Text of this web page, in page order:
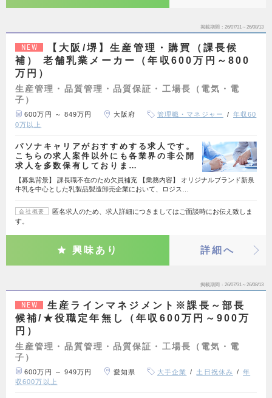
掲載期間 26/07/31～26/08/13
NEW
【大阪/堺】生産管理・購買（課長候
補） 老舗乳業メーカー（年収600万円～800
万円）
生産管理・品質管理・品質保証・工場長（電気・電
子）
600万円 ～ 849万円 大阪府 管理職・マネジャー
年収60
0万以上
パソナキャリアがおすすめする求人です。
こちらの求人案件以外にも各業界の非公開
求人を多数保有しておりま…
【募集背景】 課長職不在のため欠員補充 【業務内容】 オリジナルブランド新泉
牛乳を中心とした乳製品製造卸売企業において、ロジス…
会社概要
匿名求人のため、求人詳細につきましてはご面談時にお伝え致しま
す。
興味あり 詳細へ
掲載期間 26/07/31～26/08/13
NEW
生産ラインマネジメント※課長～部長
候補/★役職定年無し（年収600万円～900万
円）
生産管理・品質管理・品質保証・工場長（電気・電
子）
600万円 ～ 949万円 愛知県 大手企業 土日祝休み
年
収600万以上